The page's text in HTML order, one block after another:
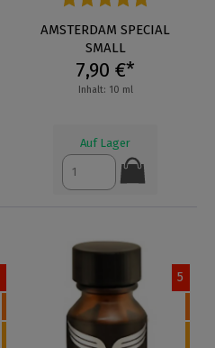
Durchschnittliche
AMSTERDAM SPECIAL
SMALL
7,90 €*
Inhalt: 10 ml
Auf Lager
5